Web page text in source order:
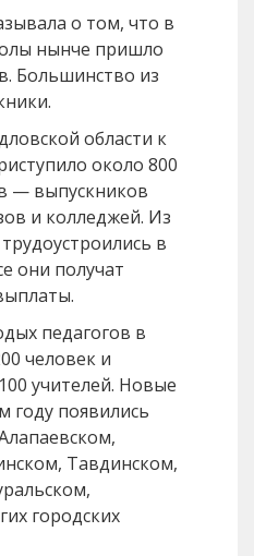
о том, что в
нынче пришло
Большинство из
области к
около 800
— выпускников
и колледжей. Из
в
они получат
педагогов в
человек и
учителей. Новые
году появились
Тавдинском,
городских